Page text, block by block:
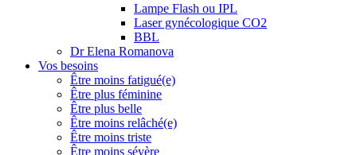
Lampe Flash ou IPL
Laser gynécologique CO2
BBL
Dr Elena Romanova
Vos besoins
Être moins fatigué(e)
Être plus féminine
Être plus belle
Être moins relâché(e)
Être moins triste
Être moins sévère